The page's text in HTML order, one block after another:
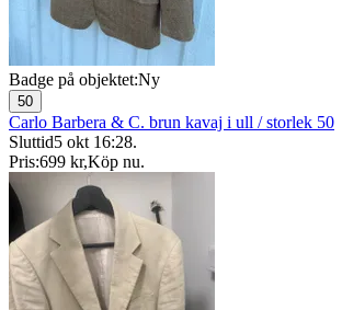
Badge på objektet:Ny
50
Carlo Barbera & C. brun kavaj i ull / storlek 50
Sluttid5 okt 16:28.
Pris:699 kr,Köp nu.